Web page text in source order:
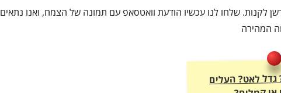
לקנות. שלחו לנו עכשיו הודעת וואטסאפ עם תמונה של הצמח, ואנו נתאים
המהירה
לאט? העלים